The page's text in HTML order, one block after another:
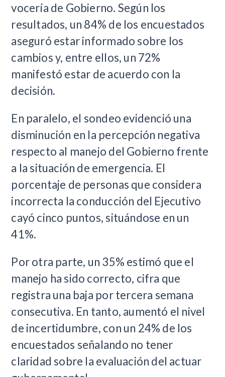
vocería de Gobierno. Según los
resultados, un 84% de los encuestados
aseguró estar informado sobre los
cambios y, entre ellos, un 72%
manifestó estar de acuerdo con la
decisión.
En paralelo, el sondeo evidenció una
disminución en la percepción negativa
respecto al manejo del Gobierno frente
a la situación de emergencia. El
porcentaje de personas que considera
incorrecta la conducción del Ejecutivo
cayó cinco puntos, situándose en un
41%.
Por otra parte, un 35% estimó que el
manejo ha sido correcto, cifra que
registra una baja por tercera semana
consecutiva. En tanto, aumentó el nivel
de incertidumbre, con un 24% de los
encuestados señalando no tener
claridad sobre la evaluación del actuar